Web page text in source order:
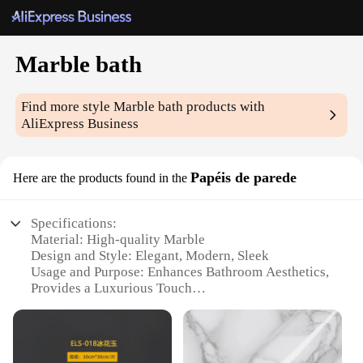
Marble bath
Find more styleMarble bath products with
AliExpress Business
Here are the products found in the Papéis de parede
Specifications:
Material: High-quality Marble
Design and Style: Elegant, Modern, Sleek
Usage and Purpose: Enhances Bathroom Aesthetics,
Provides a Luxurious Touch
Performance and Property: Water-resistant, Durable
Parts and Accessories: Complete Set for Easy
Installation